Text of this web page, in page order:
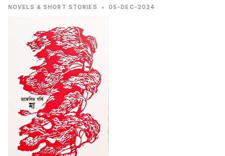
NOVELS & SHORT STORIES • 05-DEC-2024